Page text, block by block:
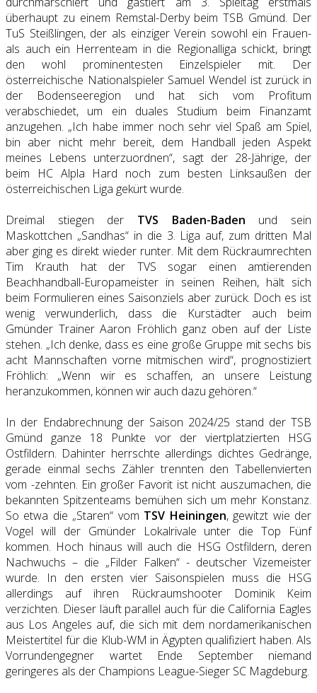
überhaupt zu einem Remstal-Derby beim TSB Gmünd. Der
TuS Steißlingen, der als einziger Verein sowohl ein Frauen-
als auch ein Herrenteam in die Regionalliga schickt, bringt
den wohl prominentesten Einzelspieler mit. Der
österreichische Nationalspieler Samuel Wendel ist zurück in
der Bodenseeregion und hat sich vom Profitum
verabschiedet, um ein duales Studium beim Finanzamt
anzugehen. „Ich habe immer noch sehr viel Spaß am Spiel,
bin aber nicht mehr bereit, dem Handball jeden Aspekt
meines Lebens unterzuordnen“, sagt der 28-Jährige, der
beim HC Alpla Hard noch zum besten Linksaußen der
österreichischen Liga gekürt wurde.
Dreimal stiegen der TVS Baden-Baden und sein
Maskottchen „Sandhas“ in die 3. Liga auf, zum dritten Mal
aber ging es direkt wieder runter. Mit dem Rückraumrechten
Tim Krauth hat der TVS sogar einen amtierenden
Beachhandball-Europameister in seinen Reihen, hält sich
beim Formulieren eines Saisonziels aber zurück. Doch es ist
wenig verwunderlich, dass die Kurstädter auch beim
Gmünder Trainer Aaron Fröhlich ganz oben auf der Liste
stehen. „Ich denke, dass es eine große Gruppe mit sechs bis
acht Mannschaften vorne mitmischen wird“, prognostiziert
Fröhlich: „Wenn wir es schaffen, an unsere Leistung
heranzukommen, können wir auch dazu gehören.“
In der Endabrechnung der Saison 2024/25 stand der TSB
Gmünd ganze 18 Punkte vor der viertplatzierten HSG
Ostfildern. Dahinter herrschte allerdings dichtes Gedränge,
gerade einmal sechs Zähler trennten den Tabellenvierten
vom -zehnten. Ein großer Favorit ist nicht auszumachen, die
bekannten Spitzenteams bemühen sich um mehr Konstanz.
So etwa die „Staren“ vom TSV Heiningen, gewitzt wie der
Vogel will der Gmünder Lokalrivale unter die Top Fünf
kommen. Hoch hinaus will auch die HSG Ostfildern, deren
Nachwuchs – die „Filder Falken“ - deutscher Vizemeister
wurde. In den ersten vier Saisonspielen muss die HSG
allerdings auf ihren Rückraumshooter Dominik Keim
verzichten. Dieser läuft parallel auch für die California Eagles
aus Los Angeles auf, die sich mit dem nordamerikanischen
Meistertitel für die Klub-WM in Ägypten qualifiziert haben. Als
Vorrundengegner wartet Ende September niemand
geringeres als der Champions League-Sieger SC Magdeburg.